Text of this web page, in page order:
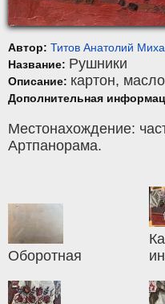
Автор: Титов Анатолий
Название: Рушники
Описание: картон, масло
Дополнительная
Местонахождение:
Артпанорама.
Оборотная